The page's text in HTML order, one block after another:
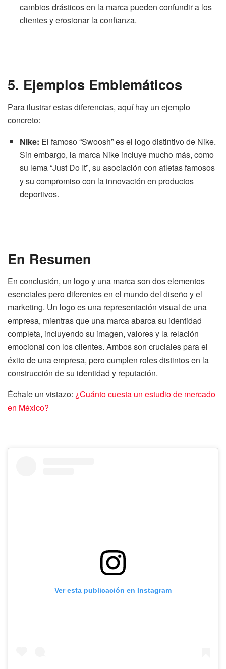
cambios drásticos en la marca pueden confundir a los
clientes y erosionar la confianza.
5. Ejemplos Emblemáticos
Para ilustrar estas diferencias, aquí hay un ejemplo
concreto:
Nike: El famoso “Swoosh” es el logo distintivo de Nike.
Sin embargo, la marca Nike incluye mucho más, como
su lema “Just Do It”, su asociación con atletas famosos
y su compromiso con la innovación en productos
deportivos.
En Resumen
En conclusión, un logo y una marca son dos elementos
esenciales pero diferentes en el mundo del diseño y el
marketing. Un logo es una representación visual de una
empresa, mientras que una marca abarca su identidad
completa, incluyendo su imagen, valores y la relación
emocional con los clientes. Ambos son cruciales para el
éxito de una empresa, pero cumplen roles distintos en la
construcción de su identidad y reputación.
Échale un vistazo: ¿Cuánto cuesta un estudio de mercado
en México?
Ver esta publicación en Instagram